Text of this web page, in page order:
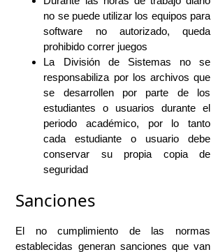
no se puede utilizar los equipos para
software no autorizado, queda
prohibido correr juegos
La División de Sistemas no se
responsabiliza por los archivos que
se desarrollen por parte de los
estudiantes o usuarios durante el
periodo académico, por lo tanto
cada estudiante o usuario debe
conservar su propia copia de
seguridad
Sanciones
El no cumplimiento de las normas
establecidas generan sanciones que van